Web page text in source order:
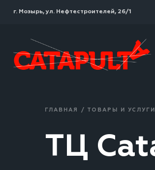
г. Мозырь, ул. Нефтестроителей, 26/1
ГЛАВНАЯ / ТОВАРЫ И УСЛУГИ
ТЦ